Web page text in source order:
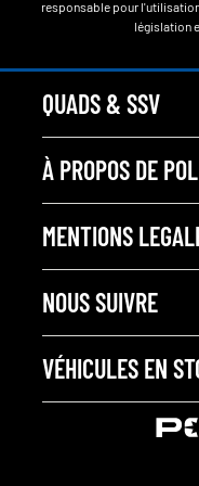
responsable pour
législation
QUADS & SSV
À PROPOS DE
MENTIONS
NOUS SUIVRE
VÉHICULES EN